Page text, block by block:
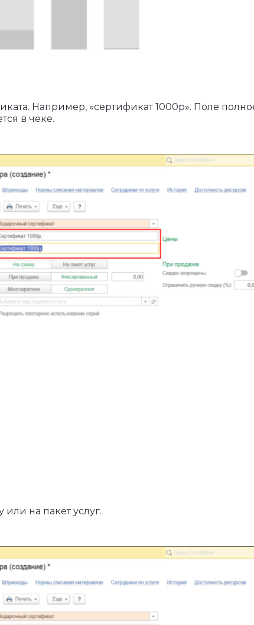
Например, «сертификат 1000р». Поле
в чеке.
на пакет услуг.